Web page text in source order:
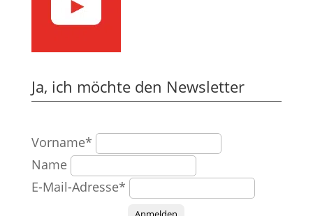
Ja, ich möchte den Newsletter
Vorname*
Name
E-Mail-Adresse*